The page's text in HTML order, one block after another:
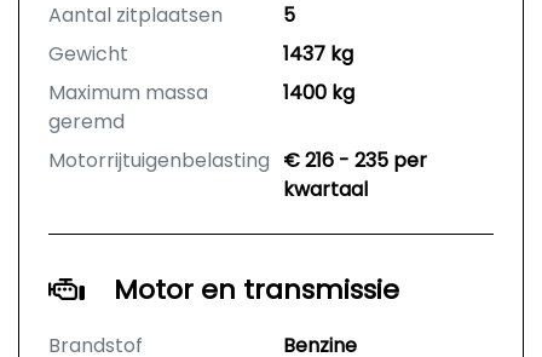
Aantal zitplaatsen
5
Gewicht
1437 kg
Maximum massa
geremd
1400 kg
Motorrijtuigenbelasting € 216 - 235 per
kwartaal
Motor en transmissie
Brandstof
Benzine